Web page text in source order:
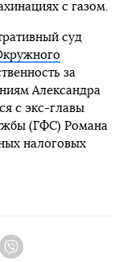
с газом.
суд
за
Александра
с экс-главы
(ГФС) Романа
налоговых